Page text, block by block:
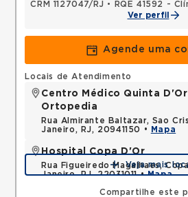
CRM 1127047/RJ • RQE 41592 -
Ver perfil
Agende uma
Compartilhe este
Locais de Atendimento
Centro Médico Quinta
Ortopedia
Rua Almirante Baltazar, Sao
Janeiro, RJ, 20941150 •
Mapa
Hospital Copa D'Or
Rua Figueiredo Magalhaes,
Janeiro, RJ, 22031011 •Mapa
Veja mais